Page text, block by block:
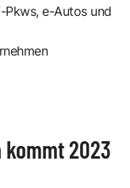
e-Autos und
kommt 2023